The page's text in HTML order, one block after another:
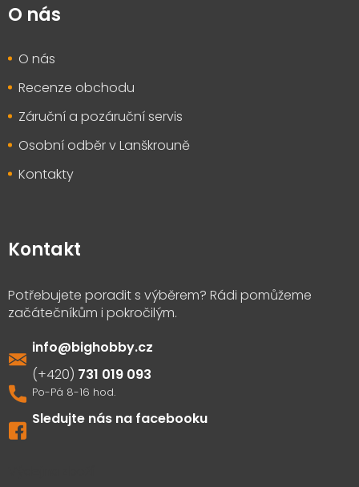
O nás
O nás
Recenze obchodu
Záruční a pozáruční servis
Osobní odběr v Lanškrouně
Kontakty
Kontakt
info@bighobby.cz
731 019 093
Sledujte nás na facebooku